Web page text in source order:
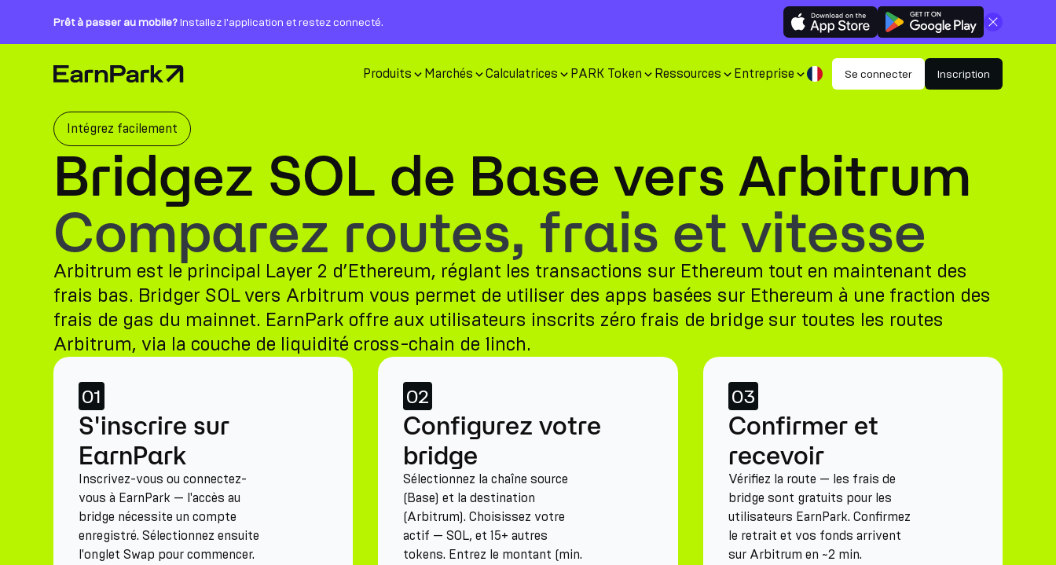
Prêt à passer au mobile?Installez l'application et restez connecté. Fermer
Page d'accueil Produits Marchés Calculatrices PARK Token Ressources Entreprise Se connecter Inscription
Produits
Marchés
Calculatrices
PARK Token
Ressources
Entreprise
Intégrez facilement
Bridgez SOL de Base vers Arbitrum
Comparez routes, frais et vitesse
Arbitrum est le principal Layer 2 d’Ethereum, réglant les transactions sur Ethereum tout en maintenant des
frais bas. Bridger SOL vers Arbitrum vous permet de utiliser des apps basées sur Ethereum à une fraction des
frais de gas du mainnet. EarnPark offre aux utilisateurs inscrits zéro frais de bridge sur toutes les routes
Arbitrum, via la couche de liquidité cross-chain de 1inch.
01
S'inscrire sur
EarnPark
Inscrivez-vous ou connectez-
vous à EarnPark — l'accès au
bridge nécessite un compte
enregistré. Sélectionnez ensuite
l'onglet Swap pour commencer.
02
Configurez votre
bridge
Sélectionnez la chaîne source
(Base) et la destination
(Arbitrum). Choisissez votre
actif — SOL, et 15+ autres
tokens. Entrez le montant (min.
03
Confirmer et
recevoir
Vérifiez la route — les frais de
bridge sont gratuits pour les
utilisateurs EarnPark. Confirmez
le retrait et vos fonds arrivent
sur Arbitrum en ~2 min.